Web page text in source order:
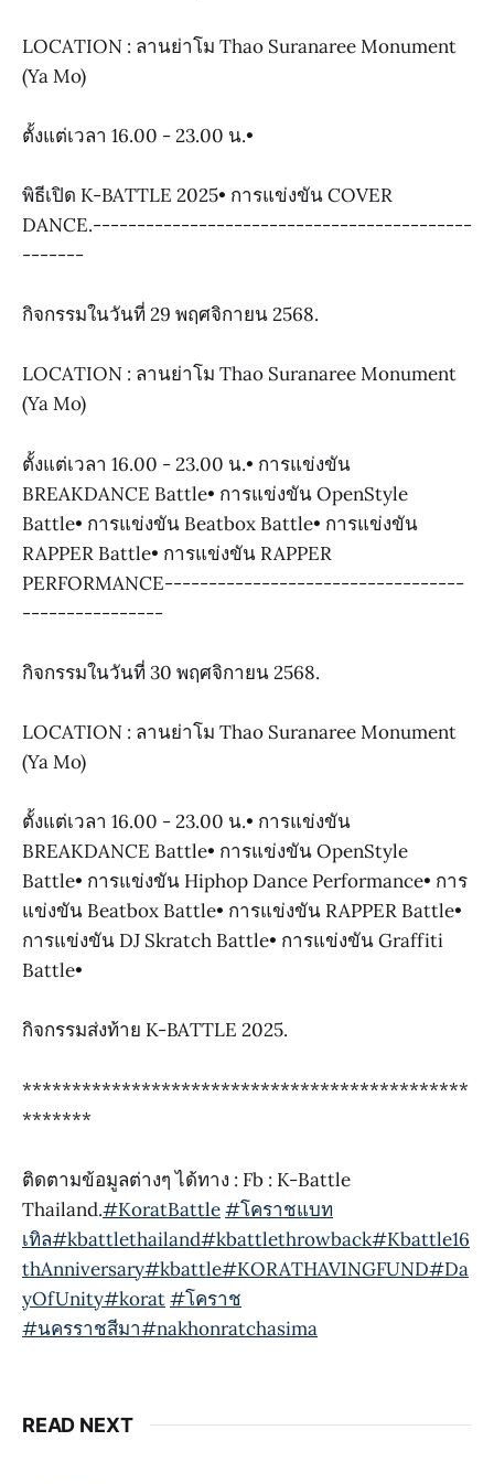
LOCATION : ลานย่าโม Thao Suranaree Monument
(Ya Mo)
ตั้งแต่เวลา 16.00 - 23.00 น.•
พิธีเปิด K-BATTLE 2025• การแข่งขัน COVER
DANCE.-------------------------------------------
-------
กิจกรรมในวันที่ 29 พฤศจิกายน 2568.
LOCATION : ลานย่าโม Thao Suranaree Monument
(Ya Mo)
ตั้งแต่เวลา 16.00 - 23.00 น.• การแข่งขัน
BREAKDANCE Battle• การแข่งขัน OpenStyle
Battle• การแข่งขัน Beatbox Battle• การแข่งขัน
RAPPER Battle• การแข่งขัน RAPPER
PERFORMANCE----------------------------------
----------------
กิจกรรมในวันที่ 30 พฤศจิกายน 2568.
LOCATION : ลานย่าโม Thao Suranaree Monument
(Ya Mo)
ตั้งแต่เวลา 16.00 - 23.00 น.• การแข่งขัน
BREAKDANCE Battle• การแข่งขัน OpenStyle
Battle• การแข่งขัน Hiphop Dance Performance• การ
แข่งขัน Beatbox Battle• การแข่งขัน RAPPER Battle•
การแข่งขัน DJ Skratch Battle• การแข่งขัน Graffiti
Battle•
กิจกรรมส่งท้าย K-BATTLE 2025.
*********************************************
*******
ติดตามข้อมูลต่างๆ ได้ทาง : Fb : K-Battle
Thailand.#KoratBattle#โคราชแบท
เทิล#kbattlethailand#kbattlethrowback#Kbattle16
thAnniversary#kbattle#KORATHAVINGFUND#Da
yOfUnity#korat#โคราช
#นครราชสีมา#nakhonratchasima
READ NEXT